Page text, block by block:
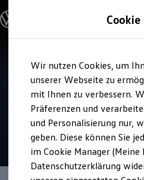
Hauptinhalt
springen
Footer
springen
Modelle und Konfigurator
Modelle vergleichen
Elektroautos
ENERGY
Nutzfahrzeuge
SUV und CUV
Familienautos
Kombis
Kompaktwagen
Sportwagen
Schnell verfügbare
Angebote und Produkte
Aktuelle Angebote
Verkauf und Service
Autohaus Greif
Top Kundenzufriedenheit
5 |414
Wir nutzen Cookies, um
unserer Webseite zu
mit Ihnen zu verbessern.
Präferenzen und
und Personalisierung nur,
geben. Diese können Sie
im Cookie Manager
Datenschutzerklärung